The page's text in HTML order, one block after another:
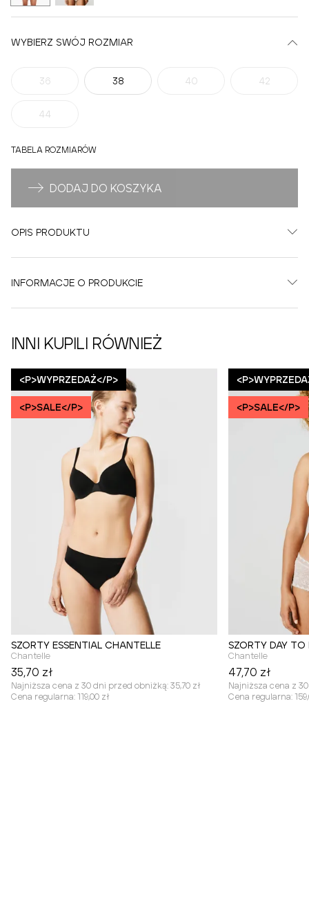
WYBIERZ SWÓJ ROZMIAR
36 38 40 42
44
TABELA ROZMIARÓW
DODAJ DO KOSZYKA
OPIS PRODUKTU
INFORMACJE O PRODUKCIE
INNI KUPILI RÓWNIEŻ
<P>WYPRZEDAŻ</P>
<P>SALE</P>
SZORTY ESSENTIAL CHANTELLE
Chantelle
35,70 zł
Najniższa cena z 30 dni przed obniżką: 35,70 zł
Cena regularna: 119,00 zł
<P>SALE</P>
SZORTY DAY
Chantelle
47,70 zł
Najniższa cena z
Cena regularna: